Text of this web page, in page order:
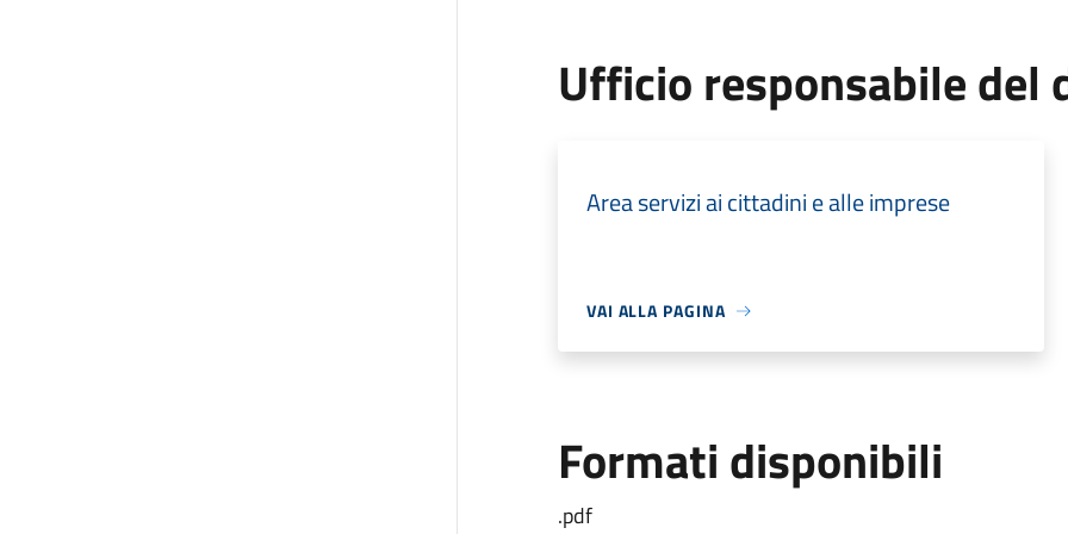
Ufficio responsabile del
Area servizi ai cittadini e alle imprese
VAI ALLA PAGINA
Formati disponibili
.pdf